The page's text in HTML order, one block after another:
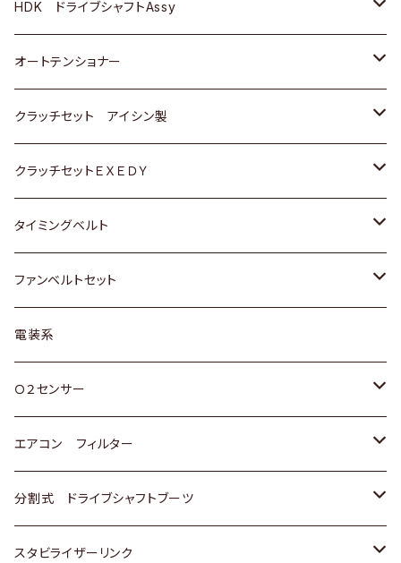
ＢＥＮＺ
スバル
三菱
スバル
マツダ
三菱
スバル
マツダ
三菱
スバル
日産
いすゞ
ダイハツ
マツダ
三菱
スバル
日野
ＢＭＷ
GOLF
ＷＡＧＥＮ
アストロ（シボレー）
クライスラー
ＢＭＷ
ＷＡＧＥＮ
ＶＯＬＶＯ
トヨタ
ホンダ
スズキ
日産
ダイハツ
マツダ
三菱
スバル
HDK ドライブシャフトAssy
スズキ
ダイハツ
日産
ホンダ
マツダ
オートテンショナー
トヨタ
クラッチセット アイシン製
ホンダ
スズキ
ダイハツ
マツダ
三菱
スバル
クラッチセットＥＸＥＤＹ
ホンダ
スズキ
日産
ダイハツ
マツダ
三菱
スバル
タイミングベルト
トヨタ
スズキ
ダイハツ
三菱
スバル
ファンベルトセット
トヨタ
ホンダ
スズキ
日産
いすゞ
電装系
Ｏ２センサー
トヨタ
ホンダ
スズキ
エアコン フィルター
トヨタ
ホンダ
分割式 ドライブシャフトブーツ
トヨタ
スタビライザーリンク